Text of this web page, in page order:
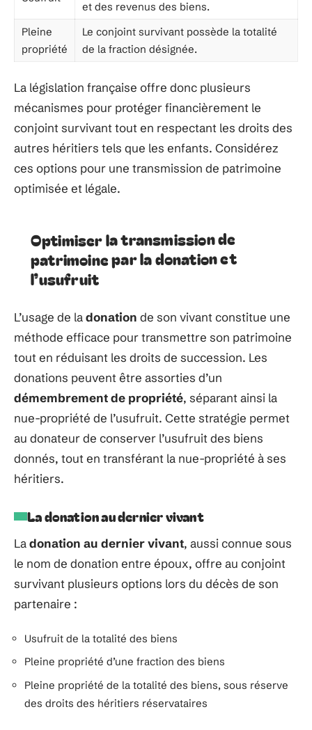
et des revenus des biens.
Pleine
propriété
Le conjoint survivant possède la totalité
de la fraction désignée.
La législation française offre donc plusieurs
mécanismes pour protéger financièrement le
conjoint survivant tout en respectant les droits des
autres héritiers tels que les enfants. Considérez
ces options pour une transmission de patrimoine
optimisée et légale.
Optimiser la transmission de
patrimoine par la donation et
l’usufruit
L’usage de ladonation de son vivant constitue une
méthode efficace pour transmettre son patrimoine
tout en réduisant les droits de succession. Les
donations peuvent être assorties d’un
démembrement de propriété, séparant ainsi la
nue-propriété de l’usufruit. Cette stratégie permet
au donateur de conserver l’usufruit des biens
donnés, tout en transférant la nue-propriété à ses
héritiers.
La donation au dernier vivant
Ladonation au dernier vivant, aussi connue sous
le nom de donation entre époux, offre au conjoint
survivant plusieurs options lors du décès de son
partenaire :
Usufruit de la totalité des biens
Pleine propriété d’une fraction des biens
Pleine propriété de la totalité des biens, sous réserve
des droits des héritiers réservataires